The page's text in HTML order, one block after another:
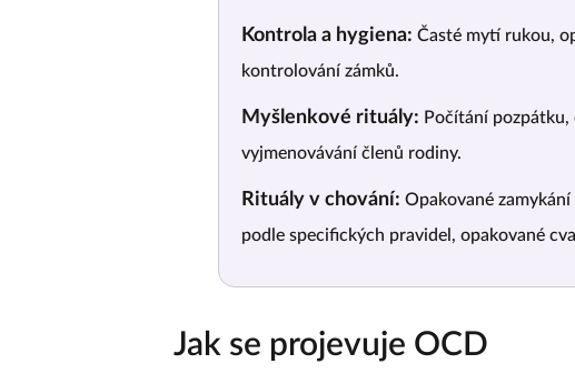
Kontrola a hygiena: Časté mytí rukou,
kontrolování zámků.
Myšlenkové rituály: Počítání
vyjmenovávání členů rodiny.
Rituály v chování: Opakované
podle specifických pravidel, opakované
Jak se projevuje OCD